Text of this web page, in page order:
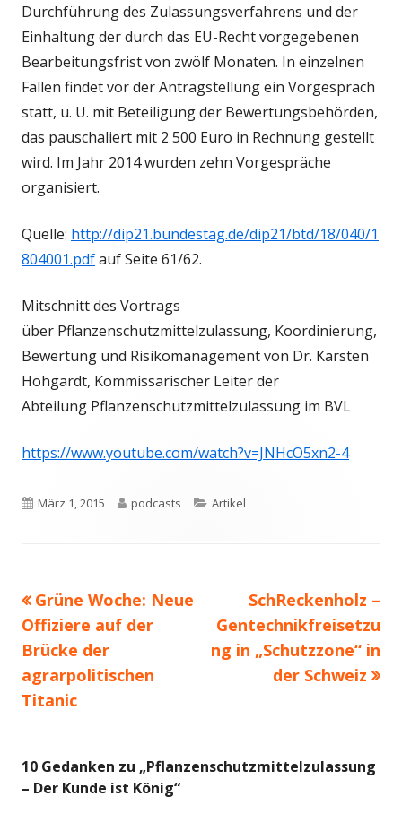
Durchführung des Zulassungsverfahrens und der
Einhaltung der durch das EU-Recht vorgegebenen
Bearbeitungsfrist von zwölf Monaten. In einzelnen
Fällen findet vor der Antragstellung ein Vorgespräch
statt, u. U. mit Beteiligung der Bewertungsbehörden,
das pauschaliert mit 2 500 Euro in Rechnung gestellt
wird. Im Jahr 2014 wurden zehn Vorgespräche
organisiert.
Quelle: http://dip21.bundestag.de/dip21/btd/18/040/1
804001.pdfauf Seite 61/62.
Mitschnitt des Vortrags
über Pflanzenschutzmittelzulassung, Koordinierung,
Bewertung und Risikomanagement von Dr. Karsten
Hohgardt, Kommissarischer Leiter der
Abteilung Pflanzenschutzmittelzulassung im BVL
https://www.youtube.com/watch?v=JNHcO5xn2-4
Veröffentlicht
März 1, 2015 Autor
podcasts Kategorien
Artikel
Beitragsnavigation
Vorheriger
Beitrag:
Grüne Woche: Neue
Offiziere auf der
Brücke der
agrarpolitischen
Titanic
Nächster
Beitrag
SchReckenholz –
Gentechnikfreisetzu
ng in „Schutzzone“ in
der Schweiz
10 Gedanken zu „Pflanzenschutzmittelzulassung
– Der Kunde ist König“